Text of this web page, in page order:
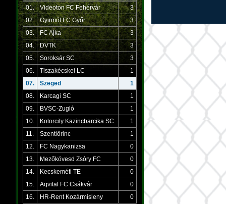
01.
Videoton FC Fehérvár
3
02.
Gyirmót FC Győr
3
03.
FC Ajka
3
04.
DVTK
3
05.
Soroksár SC
3
06.
Tiszakécskei LC
1
07.
Szeged
1
08.
Karcagi SC
1
09.
BVSC-Zugló
1
10.
Kolorcity Kazincbarcika SC
1
11.
Szentlőrinc
1
12.
FC Nagykanizsa
0
13.
Mezőkövesd Zsóry FC
0
14.
Kecskeméti TE
0
15.
Aqvital FC Csákvár
0
16.
HR-Rent Kozármisleny 0